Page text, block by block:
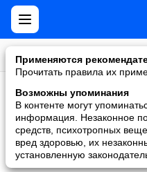
Все игры
Применяются
Прочитать правила их
Возможны упоминания
В контенте могут
информация. Незаконное
средств, психотропных
вред здоровью, их
установленную
Скидки и акции
Ни одной